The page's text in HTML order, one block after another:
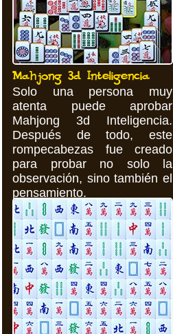
Mahjong 3d Inteligencia
Solo una persona muy
atenta puede aprobar
Mahjong 3d Inteligencia.
Después de todo, este
rompecabezas fue creado
para probar no solo la
observación, sino también el
pensamiento.